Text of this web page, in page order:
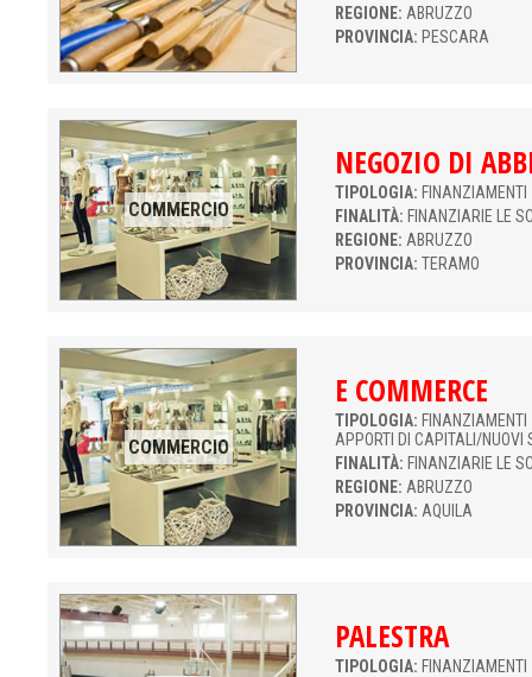
REGIONE: ABRUZZO
PROVINCIA: PESCARA
COMMERCIO
NEGOZIO DI
TIPOLOGIA:
FINALITÀ: FINANZIARIE LE
REGIONE: ABRUZZO
PROVINCIA: TERAMO
COMMERCIO
E COMMERCE
TIPOLOGIA:
APPORTI DI CAPITALI/NUOVI
FINALITÀ: FINANZIARIE LE
REGIONE: ABRUZZO
PROVINCIA: AQUILA
PALESTRA
TIPOLOGIA: